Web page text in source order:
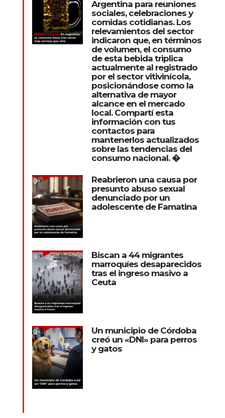
Argentina para reuniones
sociales, celebraciones y
comidas cotidianas. Los
relevamientos del sector
indicaron que, en términos
de volumen, el consumo
de esta bebida triplica
actualmente al registrado
por el sector vitivinícola,
posicionándose como la
alternativa de mayor
alcance en el mercado
local. Compartí esta
información con tus
contactos para
mantenerlos actualizados
sobre las tendencias del
consumo nacional. �
Reabrieron una causa por
presunto abuso sexual
denunciado por un
adolescente de Famatina
Biscan a 44 migrantes
marroquíes desaparecidos
tras el ingreso masivo a
Ceuta
Un municipio de Córdoba
creó un «DNI» para perros
y gatos